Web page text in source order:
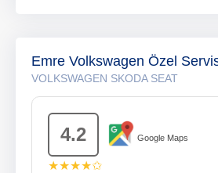
Emre Volkswagen Özel
VOLKSWAGEN SKODA SEAT
4.2 Google Maps
★★★★✩